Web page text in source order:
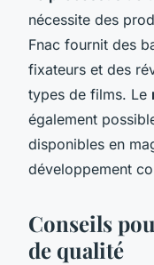
nécessite des
Fnac fournit des
fixateurs et des
types de films. Le
également
disponibles en
développement
Conseils
de qualité